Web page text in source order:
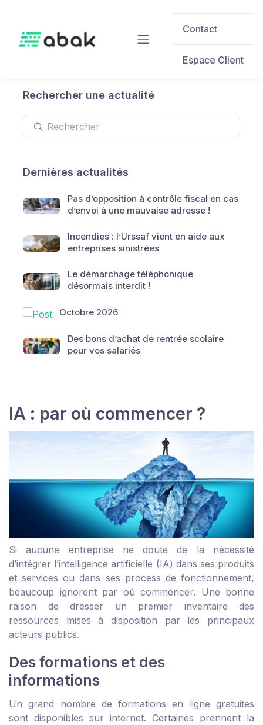
Contact
Espace Client
Rechercher une actualité
Dernières actualités
Pas d’opposition à contrôle fiscal en cas
d’envoi à une mauvaise adresse !
Incendies : l’Urssaf vient en aide aux
entreprises sinistrées
Le démarchage téléphonique
désormais interdit !
Octobre 2026
Des bons d’achat de rentrée scolaire
pour vos salariés
IA : par où commencer ?
Si aucune entreprise ne doute de la nécessité
d’intégrer l’intelligence artificielle (IA) dans ses produits
et services ou dans ses process de fonctionnement,
beaucoup ignorent par où commencer. Une bonne
raison de dresser un premier inventaire des
ressources mises à disposition par les principaux
acteurs publics.
Des formations et des
informations
Un grand nombre de formations en ligne gratuites
sont disponibles sur internet. Certaines prennent la